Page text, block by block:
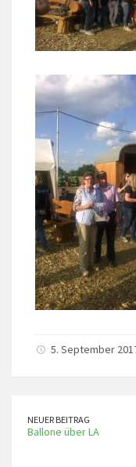
5. September
NEUER BEITRAG
Ballone über LA